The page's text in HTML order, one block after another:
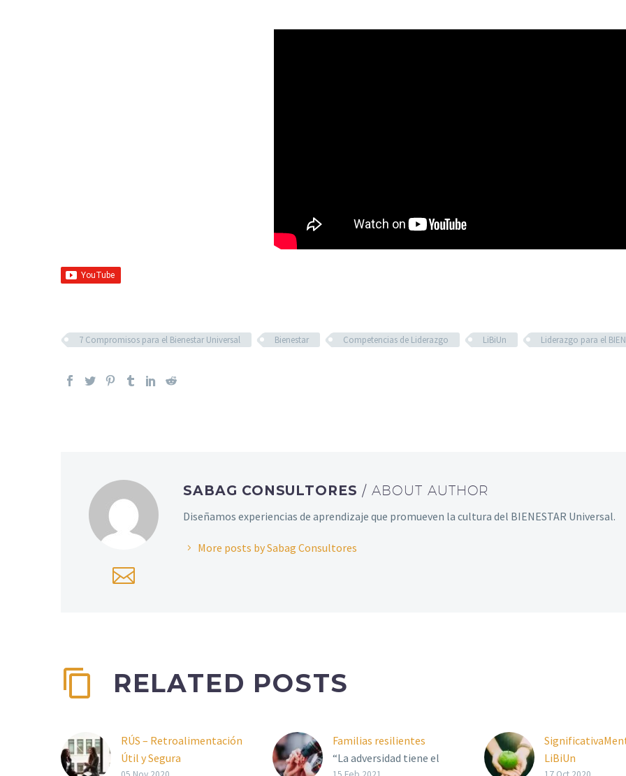
7 Compromisos para el Bienestar Universal Bienestar Competencias de Liderazgo LiBiUn Liderazgo para el
SABAG CONSULTORES / ABOUT AUTHOR
Diseñamos experiencias de aprendizaje que promueven la cultura del BIENESTAR Universal.
More posts by Sabag Consultores
RELATED POSTS
RÚS – Retroalimentación
Útil y Segura
Familias resilientes
“La adversidad tiene el
LiBiUn